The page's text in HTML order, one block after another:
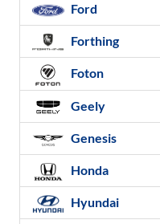
Ford
Forthing
Foton
Geely
Genesis
Honda
Hyundai